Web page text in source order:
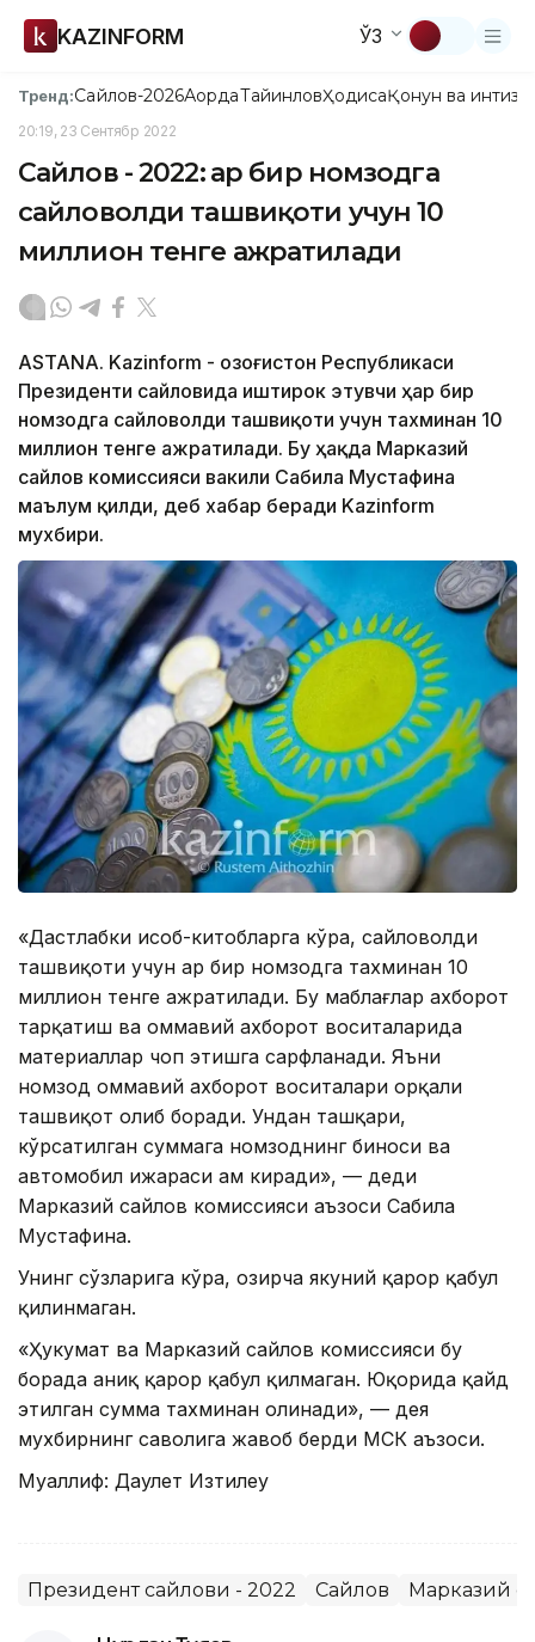
KAZINFORM ЎЗ
Тренд:Сайлов-2026АқордаТайинловҲодисаҚонун ва
20:19, 23 Сентябр 2022
Сайлов - 2022: Ҳар бир номзодга
сайловолди ташвиқоти учун 10
миллион тенге ажратилади
ASTANA. Kazinform - Қозоғистон Республикаси
Президенти сайловида иштирок этувчи ҳар бир
номзодга сайловолди ташвиқоти учун тахминан 10
миллион тенге ажратилади. Бу ҳақда Марказий
сайлов комиссияси вакили Сабила Мустафина
маълум қилди, деб хабар беради Kazinform
мухбири.
«Дастлабки ҳисоб-китобларга кўра, сайловолди
ташвиқоти учун ҳар бир номзодга тахминан 10
миллион тенге ажратилади. Бу маблағлар ахборот
тарқатиш ва оммавий ахборот воситаларида
материаллар чоп этишга сарфланади. Яъни
номзод оммавий ахборот воситалари орқали
ташвиқот олиб боради. Ундан ташқари,
кўрсатилган суммага номзоднинг биноси ва
автомобил ижараси ҳам киради», — деди
Марказий сайлов комиссияси аъзоси Сабила
Мустафина.
Унинг сўзларига кўра, ҳозирча якуний қарор қабул
қилинмаган.
«Ҳукумат ва Марказий сайлов комиссияси бу
борада аниқ қарор қабул қилмаган. Юқорида қайд
этилган сумма тахминан олинади», — дея
мухбирнинг саволига жавоб берди МСК аъзоси.
Муаллиф: Даулет Изтилеу
Президент сайлови - 2022 Сайлов Марказий